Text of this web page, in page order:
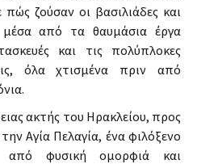
πώς ζούσαν οι βασιλιάδες και
μέσα από τα θαυμάσια έργα
και τις πολύπλοκες
όλα χτισμένα πριν από
ακτής του Ηρακλείου, προς
Αγία Πελαγία, ένα φιλόξενο
από φυσική ομορφιά και